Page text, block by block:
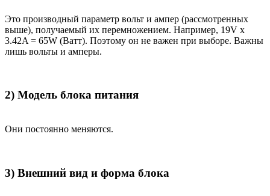
Это производный параметр вольт и ампер (рассмотренных
выше), получаемый их перемножением. Например, 19V x
3.42A = 65W (Ватт). Поэтому он не важен при выборе. Важны
лишь вольты и амперы.
2) Модель блока питания
Они постоянно меняются.
3) Внешний вид и форма блока